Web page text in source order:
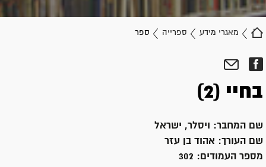
מאגרי מידע ספרייה ספר
בחיי (2)
שם המחבר:
ויסלר, ישראל
שם העורך: אהוד בן עזר
מספר העמודים: 302